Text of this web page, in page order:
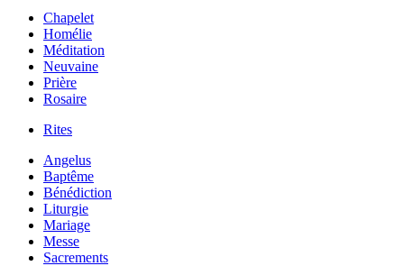
Chapelet
Homélie
Méditation
Neuvaine
Prière
Rosaire
Rites
Angelus
Baptême
Bénédiction
Liturgie
Mariage
Messe
Sacrements